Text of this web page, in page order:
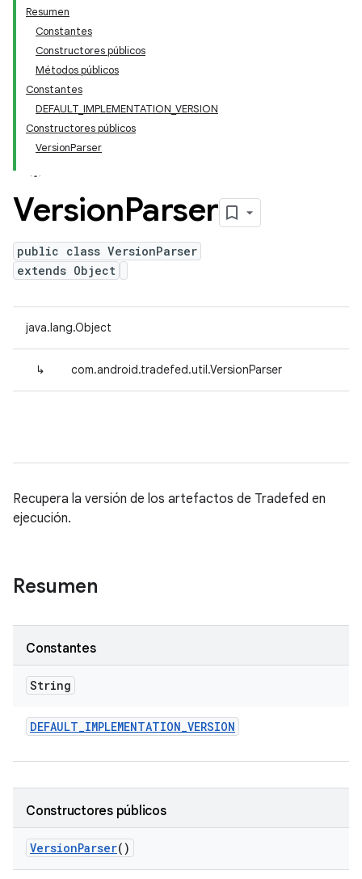
Resumen
Constantes
Constructores públicos
Métodos públicos
Constantes
DEFAULT_IMPLEMENTATION_VERSION
Constructores públicos
VersionParser
VersionParser
public class VersionParser
extends Object
java.lang.Object
↳ com.android.tradefed.util.VersionParser
Recupera la versión de los artefactos de Tradefed en
ejecución.
Resumen
Constantes
String
DEFAULT_IMPLEMENTATION_VERSION
Constructores públicos
VersionParser()